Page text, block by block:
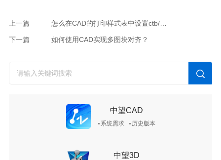
上一篇 怎么在CAD的打印样式表中设置ctb/stb？
下一篇 如何使用CAD实现多图块对齐？
中望CAD
系统需求 历史版本
中望3D